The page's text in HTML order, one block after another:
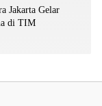
Jakarta Gelar
di TIM